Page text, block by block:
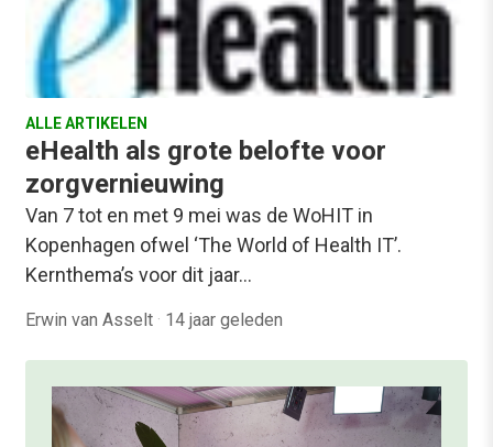
ALLE ARTIKELEN
eHealth als grote belofte voor
zorgvernieuwing
Van 7 tot en met 9 mei was de WoHIT in
Kopenhagen ofwel ‘The World of Health IT’.
Kernthema’s voor dit jaar…
Erwin van Asselt · 14 jaar geleden